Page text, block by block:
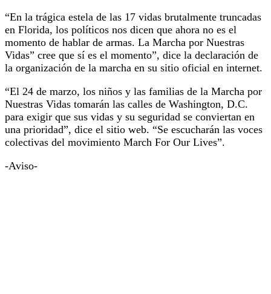
“En la trágica estela de las 17 vidas brutalmente truncadas
en Florida, los políticos nos dicen que ahora no es el
momento de hablar de armas. La Marcha por Nuestras
Vidas” cree que sí es el momento”, dice la declaración de
la organización de la marcha en su sitio oficial en internet.
“El 24 de marzo, los niños y las familias de la Marcha por
Nuestras Vidas tomarán las calles de Washington, D.C.
para exigir que sus vidas y su seguridad se conviertan en
una prioridad”, dice el sitio web. “Se escucharán las voces
colectivas del movimiento March For Our Lives”.
-Aviso-